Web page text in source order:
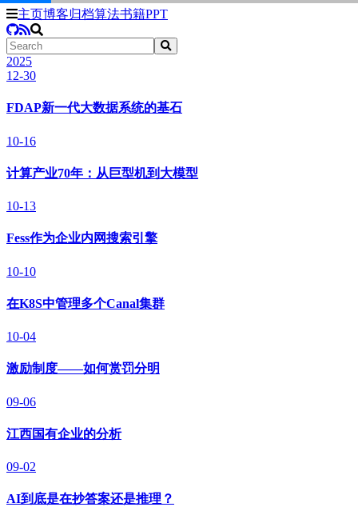
主页博客归档算法书籍PPT
2025
12-30
FDAP新一代大数据系统的基石
10-16
计算产业70年：从巨型机到大模型
10-13
Fess作为企业内网搜索引擎
10-10
在K8S中管理多个Canal集群
10-04
激励制度——如何赏罚分明
09-06
江西国有企业的分析
09-02
AI到底是在抄答案还是推理？